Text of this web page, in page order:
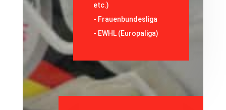
etc.)
- Frauenbundesliga
- EWHL (Europaliga)